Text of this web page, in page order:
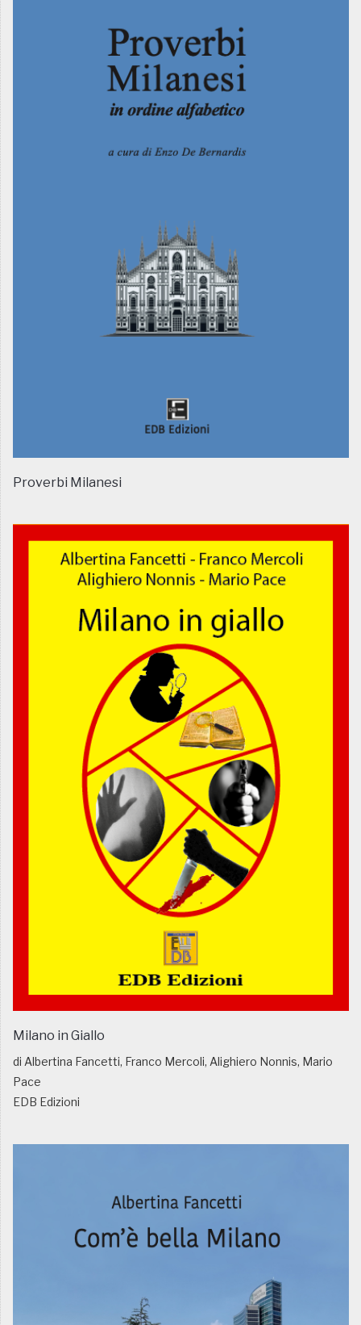
Proverbi Milanesi
Milano in Giallo
di Albertina Fancetti, Franco Mercoli, Alighiero Nonnis, Mario
Pace
EDB Edizioni